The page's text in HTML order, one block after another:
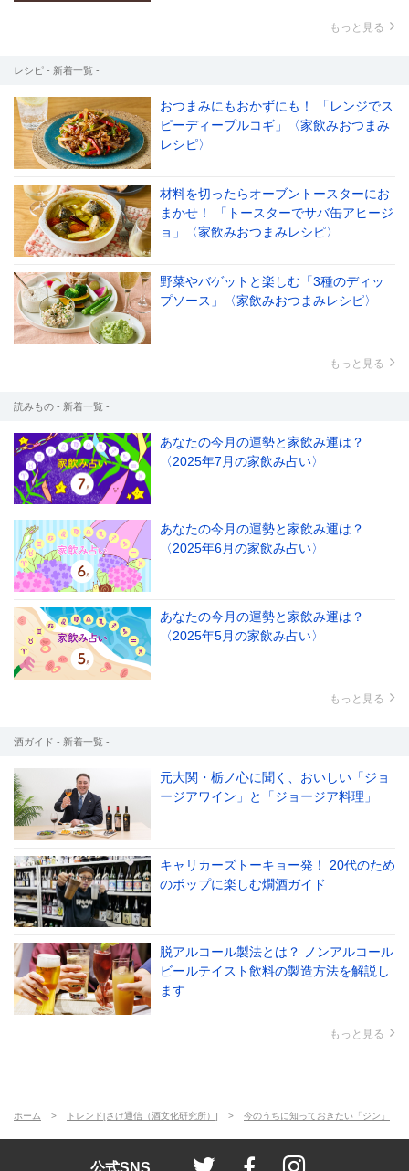
もっと見る
レシピ - 新着一覧 -
おつまみにもおかずにも！ 「レンジでス
ピーディープルコギ」〈家飲みおつまみ
レシピ〉
材料を切ったらオーブントースターにお
まかせ！ 「トースターでサバ缶アヒージ
ョ」〈家飲みおつまみレシピ〉
野菜やバゲットと楽しむ「3種のディッ
プソース」〈家飲みおつまみレシピ〉
もっと見る
読みもの - 新着一覧 -
あなたの今月の運勢と家飲み運は？
〈2025年7月の家飲み占い〉
あなたの今月の運勢と家飲み運は？
〈2025年6月の家飲み占い〉
あなたの今月の運勢と家飲み運は？
〈2025年5月の家飲み占い〉
もっと見る
酒ガイド - 新着一覧 -
元大関・栃ノ心に聞く、おいしい「ジョ
ージアワイン」と「ジョージア料理」
キャリカーズトーキョー発！ 20代のため
のポップに楽しむ燗酒ガイド
脱アルコール製法とは？ ノンアルコール
ビールテイスト飲料の製造方法を解説し
ます
もっと見る
ホーム トレンド[さけ通信（酒文化研究所）] 今のうちに知っておきたい「ジン」
ienomi style[イ
ienomi